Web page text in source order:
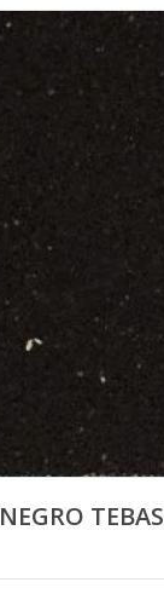
NEGRO TEBAS